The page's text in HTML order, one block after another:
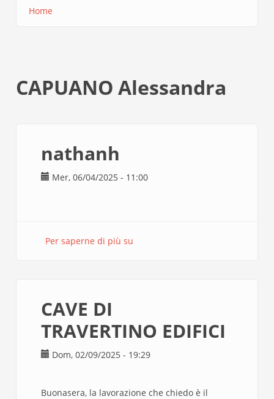
Home
CAPUANO Alessandra
nathanh
Mer, 06/04/2025 - 11:00
Per saperne di più su
CAVE DI
TRAVERTINO EDIFICI
Dom, 02/09/2025 - 19:29
Buonasera, la lavorazione che chiedo è il